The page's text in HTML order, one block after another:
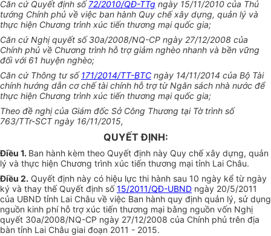
Căn cứ Quyết định số72/2010/QĐ-TTg ngày 15/11/2010 của Thủ
tướng Chính phủ về việc ban hành Quy chế xây dựng, quản lý và
thực hiện Chương trình xúc tiến thương mại quốc gia;
Căn cứ Nghị quyết số 30a/2008/NQ-CP ngày 27/12/2008 của
Chính phủ về Chương trình hỗ trợ giảm nghèo nhanh và bền vững
đối với 61 huyện nghèo;
Căn cứ Thông tư số171/2014/TT-BTC ngày 14/11/2014 của Bộ Tài
chính hướng dẫn cơ chế tài chính hỗ trợ từ Ngân sách nhà nước để
thực hiện Chương trình xúc tiến thương mại quốc gia;
Theo đề nghị của Giám đốc Sở Công Thương tại Tờ trình số
763/TTr-SCT ngày 16/11/2015,
QUYẾT ĐỊNH:
Điều 1. Ban hành kèm theo Quyết định này Quy chế xây dựng, quản
lý và thực hiện Chương trình xúc tiến thương mại tỉnh Lai Châu.
Điều 2. Quyết định này có hiệu lực thi hành sau 10 ngày kể từ ngày
ký và thay thế Quyết định số15/2011/QĐ-UBND ngày 20/5/2011
của UBND tỉnh Lai Châu về việc Ban hành quy định quản lý, sử dụng
nguồn kinh phí hỗ trợ xúc tiến thương mại bằng nguồn vốn Nghị
quyết 30a/2008/NQ-CP ngày 27/12/2008 của Chính phủ trên địa
bàn tỉnh Lai Châu giai đoạn 2011 - 2015.